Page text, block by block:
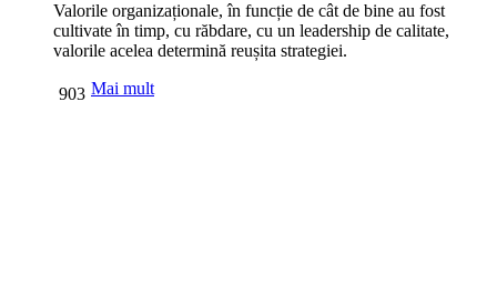
Valorile organizaționale, în funcție de cât de bine au fost
cultivate în timp, cu răbdare, cu un leadership de calitate,
valorile acelea determină reușita strategiei.
Mai mult
903